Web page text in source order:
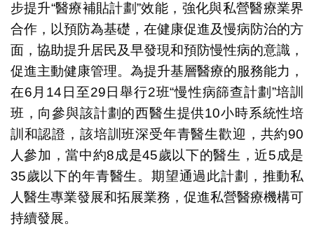
步提升“醫療補貼計劃”效能，強化與私營醫療業界
合作，以預防為基礎，在健康促進及慢病防治的方
面，協助提升居民及早發現和預防慢性病的意識，
促進主動健康管理。為提升基層醫療的服務能力，
在6月14日至29日舉行2班“慢性病篩查計劃”培訓
班，向參與該計劃的西醫生提供10小時系統性培
訓和認證，該培訓班深受年青醫生歡迎，共約90
人參加，當中約8成是45歲以下的醫生，近5成是
35歲以下的年青醫生。期望通過此計劃，推動私
人醫生專業發展和拓展業務，促進私營醫療機構可
持續發展。